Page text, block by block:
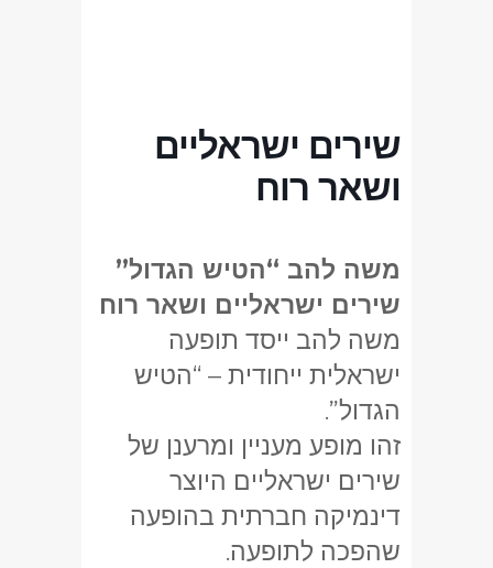
שירים ישראליים
ושאר רוח
משה להב “הטיש הגדול”
שירים ישראליים ושאר רוח
משה להב ייסד תופעה
ישראלית ייחודית – “הטיש
הגדול”.
זהו מופע מעניין ומרענן של
שירים ישראליים היוצר
דינמיקה חברתית בהופעה
שהפכה לתופעה.